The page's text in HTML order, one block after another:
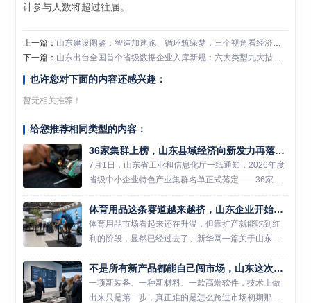
计参与人数将超过往届。
上一篇： 山东建设图鉴：智造加速跑、循环筑绿梦，三个视角看经济大省挑大梁
下一篇： 山东出台全国首个省级数据企业入库新规：六大类型九大措施构建全生命周期培育体系
也许您对下面的内容还感兴趣：
暂无相关推荐！
给您推荐相同类型的内容：
36家集群上榜，山东县域经济向新发力再落一子
7月1日，山东省工业和信息化厅一纸通知，2026年度
省级中小企业特色产业集群名单正式落定——36家集
群榜上有名。 这不是一个简单的数字。翻看名单你会
发现，机器人、新材料、高端装备制造、生物材料等
新质生产力...
体育用品这条赛道越来越挤，山东企业开始把解法从车间挪到赛事和数据里
体育用品市场看起来还在升温，但靠扩产就能吃到红
利的阶段，显然已经过去了。新华网一篇关于山东体
育用品产业的报道提到，国内体育用品制造及销售总
产出已突破两万亿元，可行业平均库存周转天数却超
过140天。热闹还在...
不是所有新产品都能自己闯市场，山东这次把首台套和首版次一起拉进保险补偿
一项新装备、一种新材料、一款高端软件，技术上做
出来只是第一步，真正难的是怎么跨过市场初期那道